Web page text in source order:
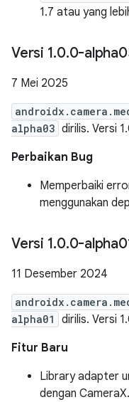
1.7 atau yang
Versi 1.0.0-
7 Mei 2025
alpha03 dirilis. Versi
Perbaikan Bug
Memperbaiki
menggunakan
Versi 1.0.0-
11 Desember 2024
alpha01
dirilis. Versi
Fitur Baru
Library adapter
dengan